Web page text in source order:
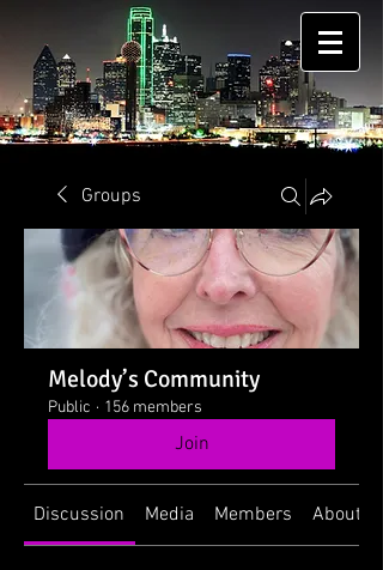
Groups
Melody’s Community
Public · 156 members
Join
Discussion Media Members About